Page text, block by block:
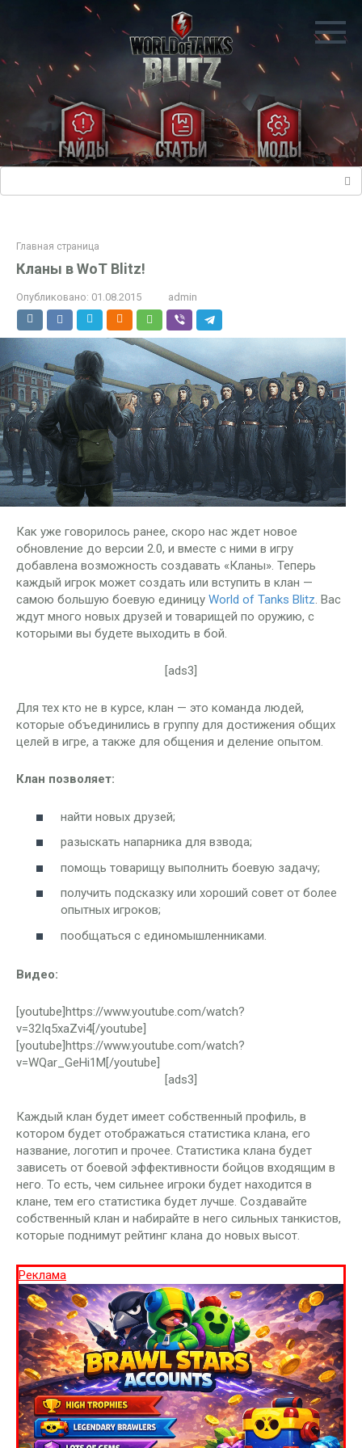
Главная страница
Кланы в WoT Blitz!
Опубликовано: 01.08.2015 admin
Как уже говорилось ранее, скоро нас ждет новое
обновление до версии 2.0, и вместе с ними в игру
добавлена возможность создавать «Кланы». Теперь
каждый игрок может создать или вступить в клан —
самою большую боевую единицу World of Tanks Blitz. Вас
ждут много новых друзей и товарищей по оружию, с
которыми вы будете выходить в бой.
[ads3]
Для тех кто не в курсе, клан — это команда людей,
которые объединились в группу для достижения общих
целей в игре, а также для общения и деление опытом.
Клан позволяет:
найти новых друзей;
разыскать напарника для взвода;
помощь товарищу выполнить боевую задачу;
получить подсказку или хороший совет от более
опытных игроков;
пообщаться с единомышленниками.
Видео:
[youtube]https://www.youtube.com/watch?
v=32Iq5xaZvi4[/youtube]
[youtube]https://www.youtube.com/watch?
v=WQar_GeHi1M[/youtube]
[ads3]
Каждый клан будет имеет собственный профиль, в
котором будет отображаться статистика клана, его
название, логотип и прочее. Статистика клана будет
зависеть от боевой эффективности бойцов входящим в
него. То есть, чем сильнее игроки будет находится в
клане, тем его статистика будет лучше. Создавайте
собственный клан и набирайте в него сильных танкистов,
которые поднимут рейтинг клана до новых высот.
Реклама